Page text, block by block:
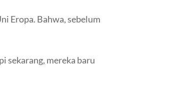
Eropa. Bahwa, sebelum
sekarang, mereka baru